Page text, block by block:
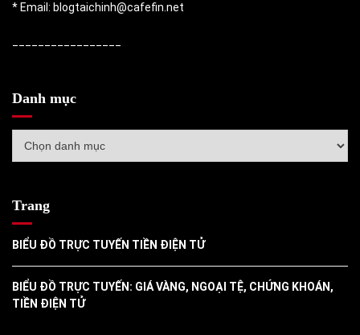
* Email: blogtaichinh@cafefin.net
Danh mục
mục
Trang
BIỂU ĐỒ TRỰC TUYẾN TIỀN ĐIỆN TỬ
BIỂU ĐỒ TRỰC TUYẾN: GIÁ VÀNG, NGOẠI TỆ, CHỨNG KHOÁN,
TIỀN ĐIỆN TỬ